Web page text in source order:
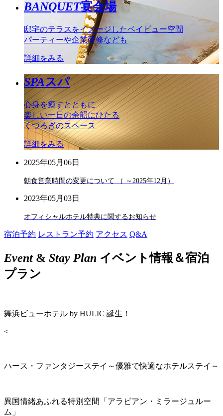
BANQUET宴会場
邸宅のテラスをイメージしたベイビュー空間
パーティーや企業研修なども
詳細をみる
SPAスパ
心身を癒すとともに
楽しい一日の余韻にひたる
くつろぎのスペース
詳細をみる
2025年05月06日
朝食営業時間の変更について （ ～2025年12月）
2023年05月03日
オフィシャルホテル特典に関するお知らせ
宿泊予約 レストラン予約 アクセス Q&A
Event& Stay Plan イベント情報＆宿泊
プラン
舞浜ビューホテル by HULIC 誕生！
<
ハース・ファンタジーステイ～優雅で快適なホテルステイ～
異国情緒あふれる特別空間「アラビアン・ミラージュルー
ム」